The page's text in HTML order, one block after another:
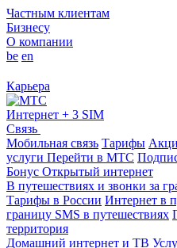
Частным клиентам
Бизнесу
О компании
be en
Карьера
Интернет + 3 SIM
Связь
Мобильная связь Тарифы
услуги Перейти в МТС
Бонус Открытый интернет
В путешествиях и звонки за
Тарифы в России Интернет в
границу SMS в путешествиях
территория
Домашний интернет и ТВ